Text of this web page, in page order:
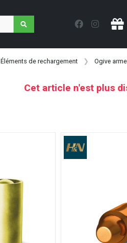
Éléments de rechargement Ogive
Cet article n'est plus